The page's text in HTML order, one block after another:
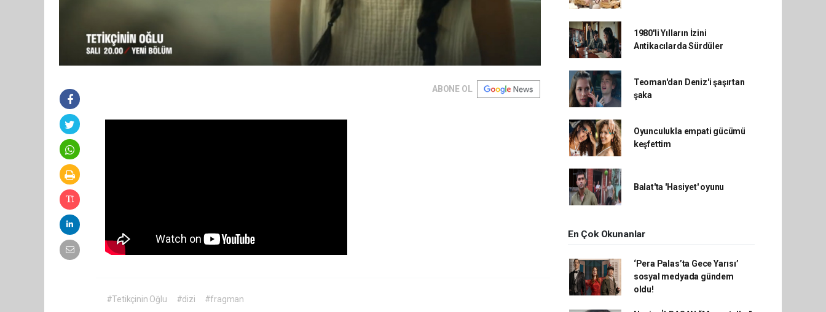
ABONE OL
#Tetikçinin Oğlu #dizi #fragman
1980'li Yılların İzini
Antikacılarda Sürdüler
Teoman'dan Deniz'i şaşırtan
şaka
Oyunculukla empati gücümü
keşfettim
Balat'ta 'Hasiyet' oyunu
En Çok Okunanlar
‘Pera Palas’ta Gece Yarısı’
sosyal medyada gündem
oldu!